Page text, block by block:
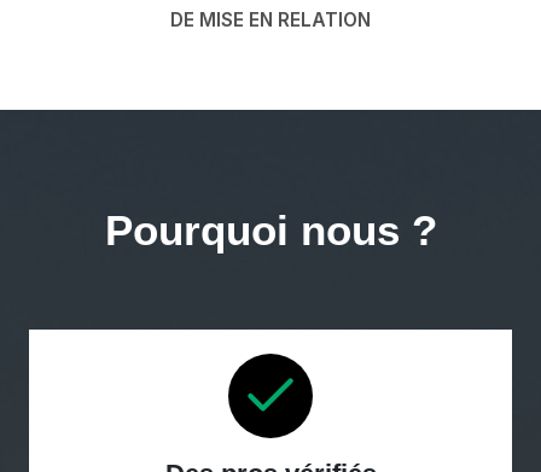
DE MISE EN RELATION
Pourquoi nous ?